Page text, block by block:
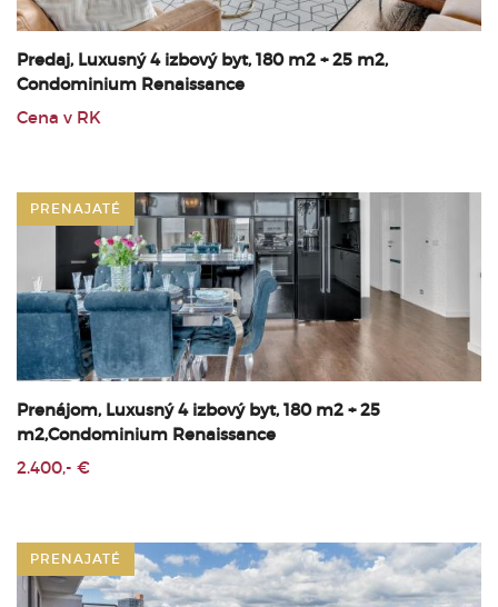
Predaj, Luxusný 4 izbový byt, 180 m2 + 25 m2,
Condominium Renaissance
Cena v RK
PRENAJATÉ
Prenájom, Luxusný 4 izbový byt, 180 m2 + 25
m2,Condominium Renaissance
2.400,- €
PRENAJATÉ